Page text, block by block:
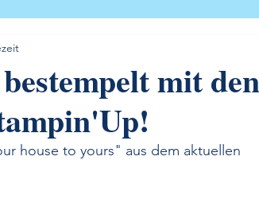
mit den
house to yours" aus dem aktuellen